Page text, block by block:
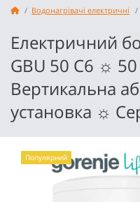
Водонагрівачі електричні
Електричний
GBU 50 C6 ☼ 50
Вертикальна
установка ☼
Популярний